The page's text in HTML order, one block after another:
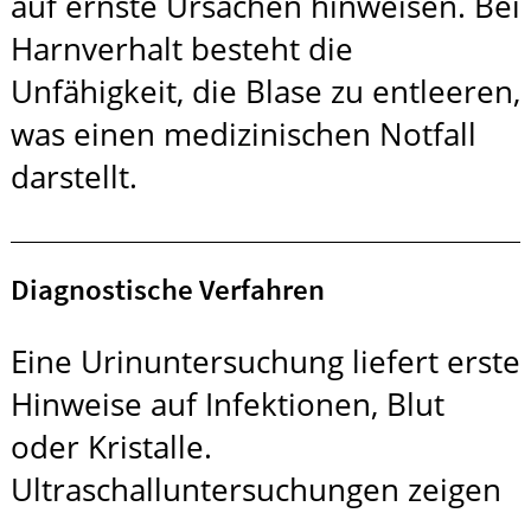
Harnverhalt besteht die
Unfähigkeit, die Blase zu entleeren,
was einen medizinischen Notfall
darstellt.
Diagnostische Verfahren
Eine Urinuntersuchung liefert erste
Hinweise auf Infektionen, Blut
oder Kristalle.
Ultraschalluntersuchungen zeigen